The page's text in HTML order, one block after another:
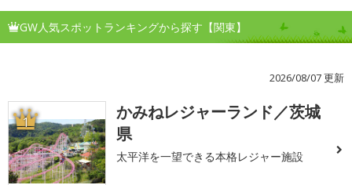
GW人気スポットランキングから探す【関東】
2026/08/07 更新
1
かみねレジャーランド／茨城
県
太平洋を一望できる本格レジャー施設